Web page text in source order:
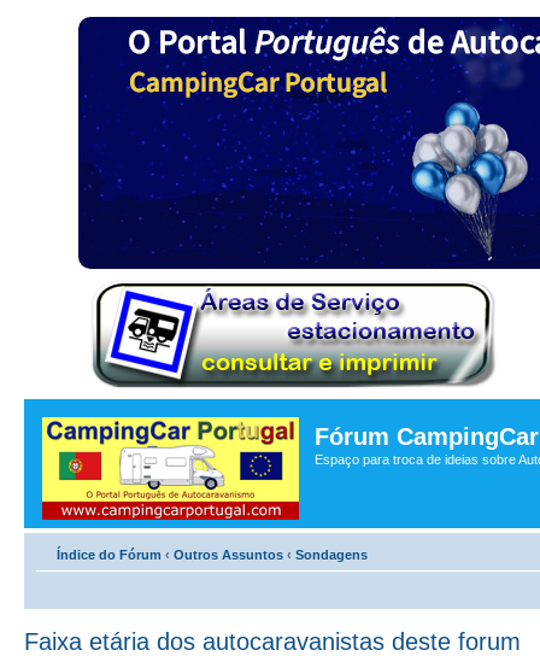
Fórum
Espaço para troca de ideias sobre
Índice do Fórum ‹ Outros Assuntos ‹ Sondagens
Faixa etária dos autocaravanistas deste forum